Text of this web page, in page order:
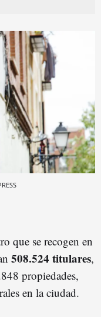
que se recogen en
508.524 titulares,
propiedades,
en la ciudad.